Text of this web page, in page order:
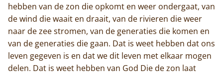
hebben van de zon die opkomt en weer ondergaat, van
de wind die waait en draait, van de rivieren die weer
naar de zee stromen, van de generaties die komen en
van de generaties die gaan. Dat is weet hebben dat ons
leven gegeven is en dat we dit leven met elkaar mogen
delen. Dat is weet hebben van God Die de zon laat